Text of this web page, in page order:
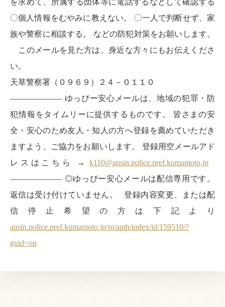
〇個人情報をむやみに教えない。 〇一人で判断せず、家
族や警察に相談する。 などの防犯対策をお願いします。
このメールを見た方は、身近な方々にもお伝えくださ
い。
天草警察署（０９６９）２４－０１１０
——————– ゆっぴー安心メールは、地域の犯罪・防
犯情報をタイムリーに提供するものです。 皆さまの安
全・安心のため友人・知人の方へ登録を薦めていただき
ますよう、ご協力をお願いします。 登録用空メールアド
レスはこちら →k110@ansin.police.pref.kumamoto.jp
——————– ◎ゆっぴー安心メールは配信専用です。
返信は受け付けていません。 登録内容変更、または配
信停止希望の方は下記より
ansin.police.pref.kumamoto.jp/m/auth/index/id/159510/?
guid=on